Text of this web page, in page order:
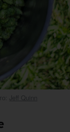
Jeff Quinn